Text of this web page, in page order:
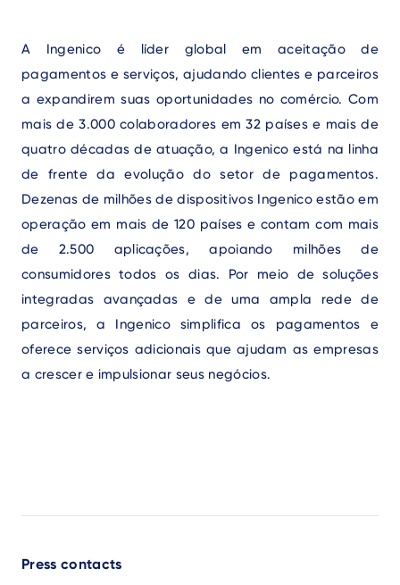
A Ingenico é líder global em aceitação de
pagamentos e serviços, ajudando clientes e parceiros
a expandirem suas oportunidades no comércio. Com
mais de 3.000 colaboradores em 32 países e mais de
quatro décadas de atuação, a Ingenico está na linha
de frente da evolução do setor de pagamentos.
Dezenas de milhões de dispositivos Ingenico estão em
operação em mais de 120 países e contam com mais
de 2.500 aplicações, apoiando milhões de
consumidores todos os dias. Por meio de soluções
integradas avançadas e de uma ampla rede de
parceiros, a Ingenico simplifica os pagamentos e
oferece serviços adicionais que ajudam as empresas
a crescer e impulsionar seus negócios.
Press contacts